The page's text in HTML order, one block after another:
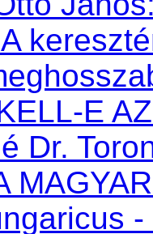
E
Dr.